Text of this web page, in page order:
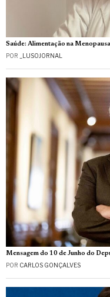
Saúde: Alimentação na
POR _LUSOJORNAL
Mensagem do 10 de Junho do
POR CARLOS GONÇALVES